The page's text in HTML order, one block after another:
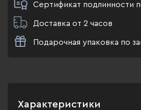
Сертификат подлинности
Доставка от 2 часов
Подарочная упаковка по
Характеристики